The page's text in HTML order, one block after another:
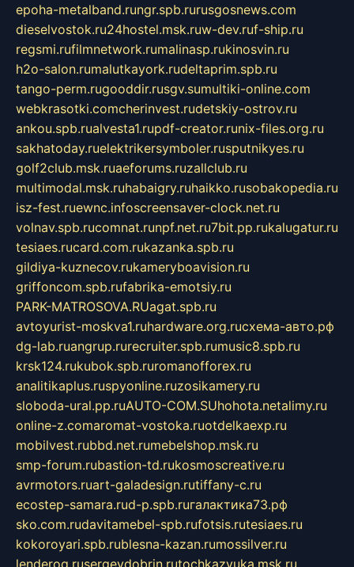
epoha-metalband.rungr.spb.rurusgosnews.com
dieselvostok.ru24hostel.msk.ruw-dev.ruf-ship.ru
regsmi.rufilmnetwork.rumalinasp.rukinosvin.ru
h2o-salon.rumalutkayork.rudeltaprim.spb.ru
tango-perm.rugooddir.rusgv.sumultiki-online.com
webkrasotki.comcherinvest.rudetskiy-ostrov.ru
ankou.spb.rualvesta1.rupdf-creator.runix-files.org.ru
sakhatoday.ruelektrikersymboler.rusputnikyes.ru
golf2club.msk.ruaeforums.ruzallclub.ru
multimodal.msk.ruhabaigry.ruhaikko.rusobakopedia.ru
isz-fest.ruewnc.infoscreensaver-clock.net.ru
volnav.spb.rucomnat.runpf.net.ru7bit.pp.rukalugatur.ru
tesiaes.rucard.com.rukazanka.spb.ru
gildiya-kuznecov.rukameryboavision.ru
griffoncom.spb.rufabrika-emotsiy.ru
PARK-MATROSOVA.RUagat.spb.ru
avtoyurist-moskva1.ruhardware.org.ruсхема-авто.рф
dg-lab.ruangrup.rurecruiter.spb.rumusic8.spb.ru
krsk124.rukubok.spb.ruromanofforex.ru
analitikaplus.ruspyonline.ruzosikamery.ru
sloboda-ural.pp.ruAUTO-COM.SUhohota.netalimy.ru
online-z.comaromat-vostoka.ruotdelkaexp.ru
mobilvest.rubbd.net.rumebelshop.msk.ru
smp-forum.rubastion-td.rukosmoscreative.ru
avrmotors.ruart-galadesign.rutiffany-c.ru
ecostep-samara.rud-p.spb.ruгалактика73.рф
sko.com.rudavitamebel-spb.rufotsis.rutesiaes.ru
kokoroyari.spb.rublesna-kazan.rumossilver.ru
lenderoq.rusergeydobrin.rutochkazvuka.msk.ru